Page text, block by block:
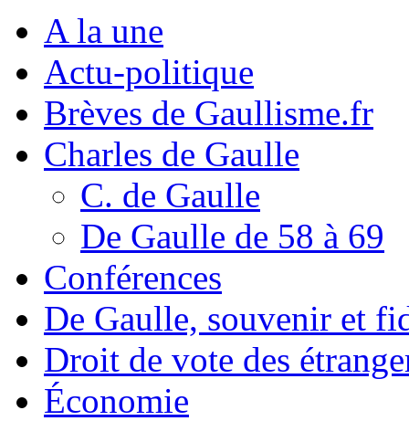
A la une
Actu-politique
Brèves de Gaullisme.fr
Charles de Gaulle
C. de Gaulle
De Gaulle de 58 à 69
Conférences
De Gaulle, souvenir et
Droit de vote des
Économie